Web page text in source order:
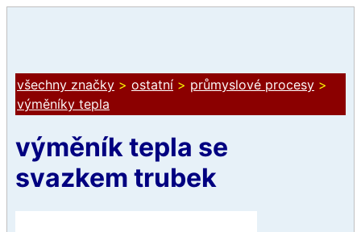
všechny značky > ostatní > průmyslové procesy >
výměníky tepla
výměník tepla se
svazkem trubek